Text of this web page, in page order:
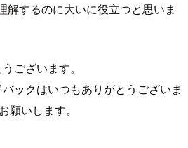
解するのに大いに役立つと思いま
ございます。
ックはいつもありがとうございま
願いします。